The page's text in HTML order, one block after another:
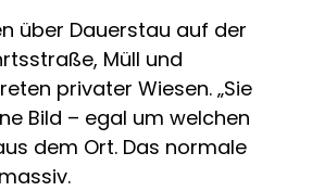
über Dauerstau auf der
Müll und
privater Wiesen. „Sie
Bild – egal um welchen
dem Ort. Das normale